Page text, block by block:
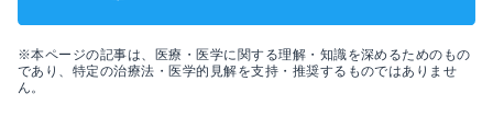
※本ページの記事は、医療・医学に関する理解・知識を深めるためのもの
であり、特定の治療法・医学的見解を支持・推奨するものではありませ
ん。